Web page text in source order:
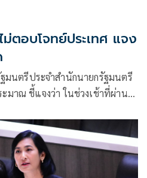
ตอบโจทย์ประเทศ แจง
นตรีประจำสำนักนายกรัฐมนตรี
มาณ ชี้แจงว่า ในช่วงเช้าที่ผ่าน
อรัง หาเช้ากินค่ำ